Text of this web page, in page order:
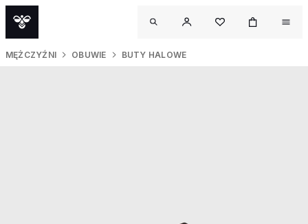
MĘŻCZYŹNI OBUWIE BUTY HALOWE